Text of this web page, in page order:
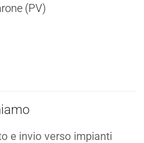
(PV)
e invio verso impianti